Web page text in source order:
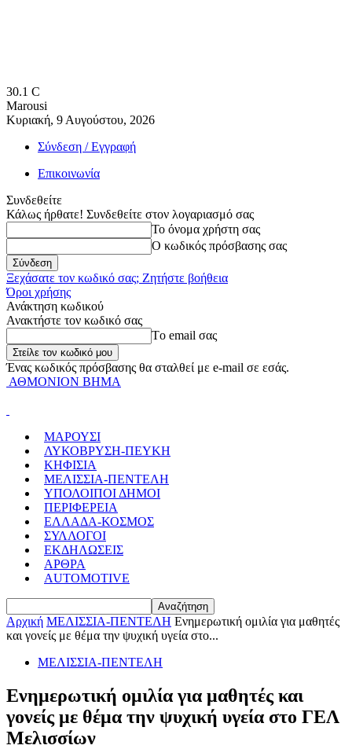
30.1 C
Marousi
Κυριακή, 9 Αυγούστου, 2026
Σύνδεση / Εγγραφή
Επικοινωνία
Συνδεθείτε
Κάλως ήρθατε! Συνδεθείτε στον λογαριασμό σας
Το όνομα χρήστη σας
Ο κωδικός πρόσβασης σας
Ξεχάσατε τον κωδικό σας; Ζητήστε βοήθεια
Όροι χρήσης
Ανάκτηση κωδικού
Ανακτήστε τον κωδικό σας
Tο email σας
Ένας κωδικός πρόσβασης θα σταλθεί με e-mail σε εσάς.
ΑΘΜΟΝΙΟΝ ΒΗΜΑ
ΜΑΡΟΥΣΙ
ΛΥΚΟΒΡΥΣΗ-ΠΕΥΚΗ
ΚΗΦΙΣΙΑ
ΜΕΛΙΣΣΙΑ-ΠΕΝΤΕΛΗ
ΥΠΟΛΟΙΠΟΙ ΔΗΜΟΙ
ΠΕΡΙΦΕΡΕΙΑ
ΕΛΛΑΔΑ-ΚΟΣΜΟΣ
ΣΥΛΛΟΓΟΙ
ΕΚΔΗΛΩΣΕΙΣ
ΑΡΘΡΑ
AUTOMOTIVE
Αρχική ΜΕΛΙΣΣΙΑ-ΠΕΝΤΕΛΗ Ενημερωτική ομιλία για μαθητές
και γονείς με θέμα την ψυχική υγεία στο...
ΜΕΛΙΣΣΙΑ-ΠΕΝΤΕΛΗ
Ενημερωτική ομιλία για μαθητές και
γονείς με θέμα την ψυχική υγεία στο ΓΕΛ
Μελισσίων